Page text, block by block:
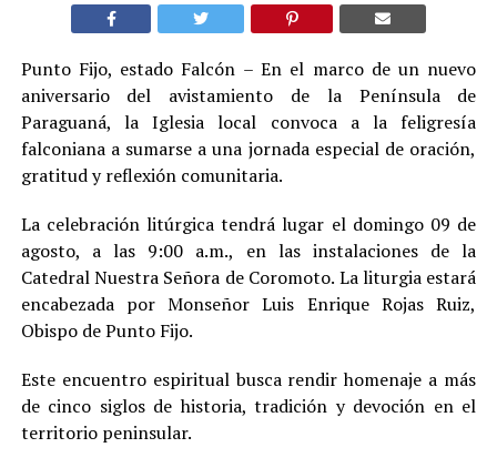
Punto Fijo, estado Falcón – En el marco de un nuevo
aniversario del avistamiento de la Península de
Paraguaná, la Iglesia local convoca a la feligresía
falconiana a sumarse a una jornada especial de oración,
gratitud y reflexión comunitaria.
La celebración litúrgica tendrá lugar el domingo 09 de
agosto, a las 9:00 a.m., en las instalaciones de la
Catedral Nuestra Señora de Coromoto. La liturgia estará
encabezada por Monseñor Luis Enrique Rojas Ruiz,
Obispo de Punto Fijo.
Este encuentro espiritual busca rendir homenaje a más
de cinco siglos de historia, tradición y devoción en el
territorio peninsular.